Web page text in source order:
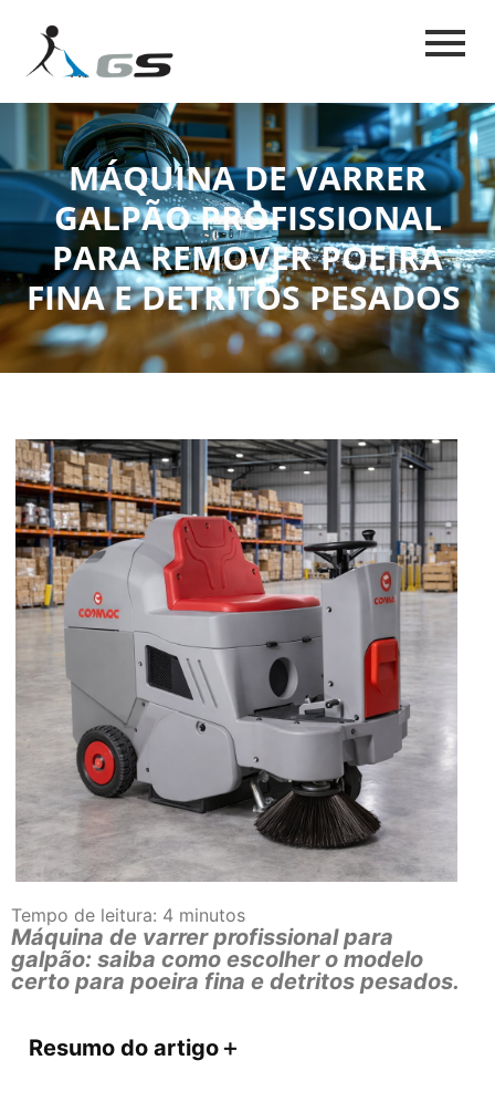
MÁQUINA DE VARRER
GALPÃO PROFISSIONAL
PARA REMOVER POEIRA
FINA E DETRITOS PESADOS
Tempo de leitura: 4 minutos
Máquina de varrer profissional para
galpão: saiba como escolher o modelo
certo para poeira fina e detritos pesados.
Resumo do artigo＋